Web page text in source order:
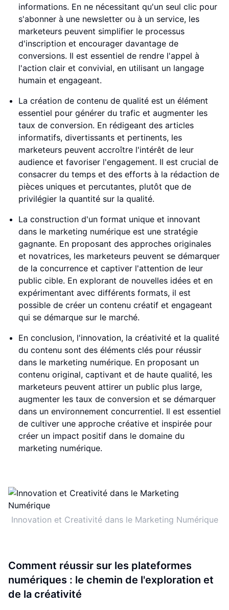
informations. En ne nécessitant qu'un seul clic pour
s'abonner à une newsletter ou à un service, les
marketeurs peuvent simplifier le processus
d'inscription et encourager davantage de
conversions. Il est essentiel de rendre l'appel à
l'action clair et convivial, en utilisant un langage
humain et engageant.
La création de contenu de qualité est un élément
essentiel pour générer du trafic et augmenter les
taux de conversion. En rédigeant des articles
informatifs, divertissants et pertinents, les
marketeurs peuvent accroître l'intérêt de leur
audience et favoriser l'engagement. Il est crucial de
consacrer du temps et des efforts à la rédaction de
pièces uniques et percutantes, plutôt que de
privilégier la quantité sur la qualité.
La construction d'un format unique et innovant
dans le marketing numérique est une stratégie
gagnante. En proposant des approches originales
et novatrices, les marketeurs peuvent se démarquer
de la concurrence et captiver l'attention de leur
public cible. En explorant de nouvelles idées et en
expérimentant avec différents formats, il est
possible de créer un contenu créatif et engageant
qui se démarque sur le marché.
En conclusion, l'innovation, la créativité et la qualité
du contenu sont des éléments clés pour réussir
dans le marketing numérique. En proposant un
contenu original, captivant et de haute qualité, les
marketeurs peuvent attirer un public plus large,
augmenter les taux de conversion et se démarquer
dans un environnement concurrentiel. Il est essentiel
de cultiver une approche créative et inspirée pour
créer un impact positif dans le domaine du
marketing numérique.
Innovation et Creativité dans le Marketing Numérique
Comment réussir sur les plateformes
numériques : le chemin de l'exploration et
de la créativité